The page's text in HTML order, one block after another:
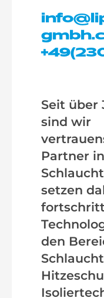
Seit über
sind wir
Partner
setzen
den